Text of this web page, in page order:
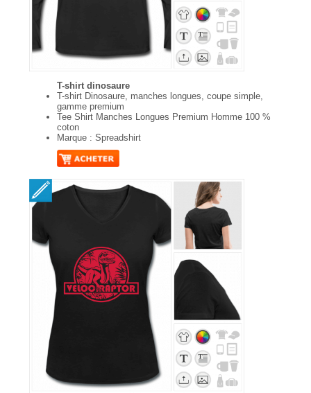
T-shirt dinosaure
T-shirt Dinosaure, manches longues, coupe simple,
gamme premium
Tee Shirt Manches Longues Premium Homme 100 %
coton
Marque : Spreadshirt